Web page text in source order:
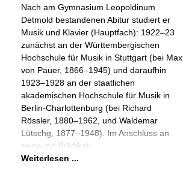
Nach am Gymnasium Leopoldinum
Detmold bestandenen Abitur studiert er
Musik und Klavier (Hauptfach): 1922–23
zunächst an der Württembergischen
Hochschule für Musik in Stuttgart (bei Max
von Pauer, 1866–1945) und daraufhin
1923–1928 an der staatlichen
akademischen Hochschule für Musik in
Berlin-Charlottenburg (bei Richard
Rössler, 1880–1962, und Waldemar
Lütschg, 1877–1948). Im Anschluss an
seine mit Prädikat
Weiterlesen ...